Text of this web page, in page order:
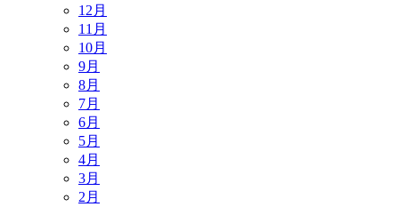
12月
11月
10月
9月
8月
7月
6月
5月
4月
3月
2月